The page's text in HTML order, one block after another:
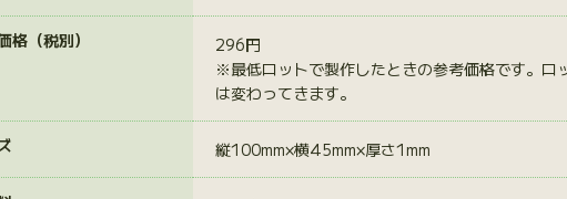
格（税別）
296円
※最低ロットで製作したときの参考価格です。ロ
は変わってきます。
縦100mm×横45mm×厚さ1mm